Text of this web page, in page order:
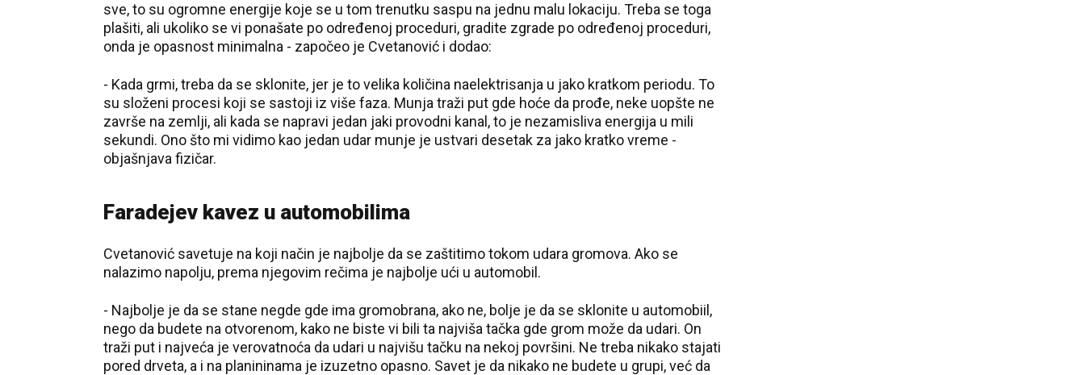
sve, to su ogromne energije koje se u tom trenutku saspu na jednu malu lokaciju. Treba se toga
plašiti, ali ukoliko se vi ponašate po određenoj proceduri, gradite zgrade po određenoj proceduri,
onda je opasnost minimalna - započeo je Cvetanović i dodao:
- Kada grmi, treba da se sklonite, jer je to velika količina naelektrisanja u jako kratkom periodu. To
su složeni procesi koji se sastoji iz više faza. Munja traži put gde hoće da prođe, neke uopšte ne
završe na zemlji, ali kada se napravi jedan jaki provodni kanal, to je nezamisliva energija u mili
sekundi. Ono što mi vidimo kao jedan udar munje je ustvari desetak za jako kratko vreme -
objašnjava fizičar.
Faradejev kavez u automobilima
Cvetanović savetuje na koji način je najbolje da se zaštitimo tokom udara gromova. Ako se
nalazimo napolju, prema njegovim rečima je najbolje ući u automobil.
- Najbolje je da se stane negde gde ima gromobrana, ako ne, bolje je da se sklonite u automobiil,
nego da budete na otvorenom, kako ne biste vi bili ta najviša tačka gde grom može da udari. On
traži put i najveća je verovatnoća da udari u najvišu tačku na nekoj površini. Ne treba nikako stajati
pored drveta, a i na planininama je izuzetno opasno. Savet je da nikako ne budete u grupi, već da